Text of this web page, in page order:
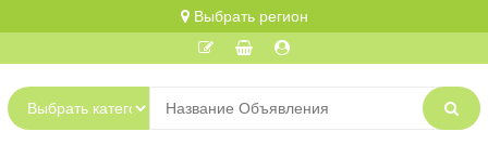
Выбрать регион